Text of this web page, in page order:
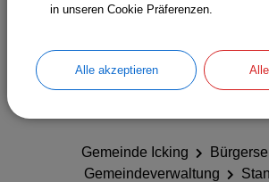
Donnerstag 14.00 Uhr bis 18.00 Uhr
Gemeinde Icking
Gemeindeverwaltung
in unseren Cookie Präferenzen.
Alle akzeptieren